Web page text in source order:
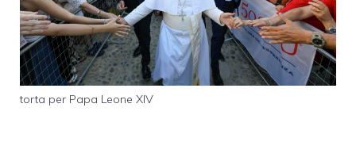
torta per Papa Leone XIV